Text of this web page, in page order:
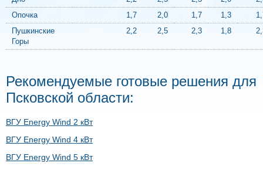
Опочка
1,7 2,0 1,7 1,3
Пушкинские
Горы
2,2 2,5 2,3 1,8
Рекомендуемые готовые решения для
Псковской области:
ВГУ Energy Wind 2 кВт
ВГУ Energy Wind 4 кВт
ВГУ Energy Wind 5 кВт